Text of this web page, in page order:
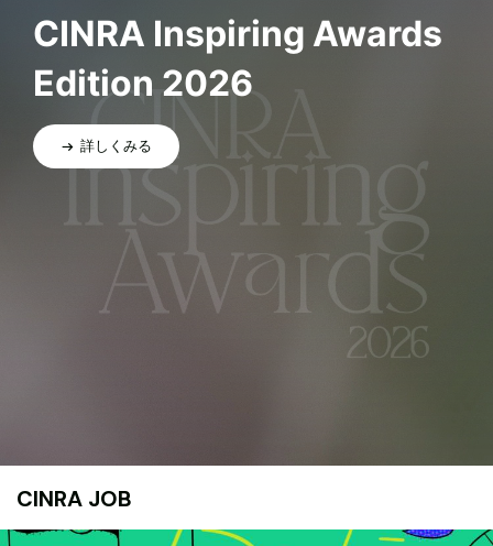
CINRA Inspiring Awards
Edition 2026
詳しくみる
CINRA JOB